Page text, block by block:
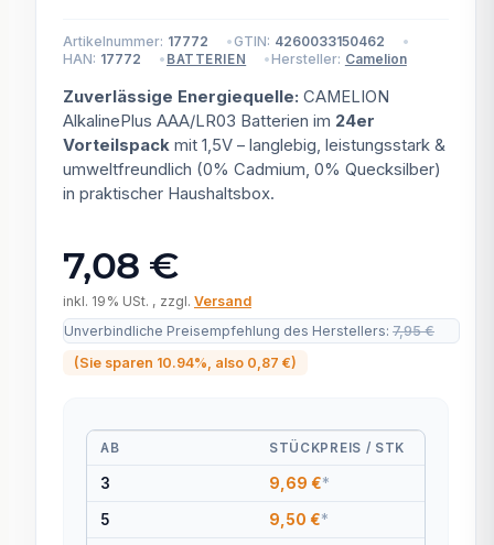
Artikelnummer: 17772 GTIN: 4260033150462
HAN: 17772 BATTERIEN Hersteller: Camelion
Zuverlässige Energiequelle: CAMELION
AlkalinePlus AAA/LR03 Batterien im 24er
Vorteilspack mit 1,5V – langlebig, leistungsstark &
umweltfreundlich (0% Cadmium, 0% Quecksilber)
in praktischer Haushaltsbox.
7,08 €
inkl. 19% USt. , zzgl. Versand
Unverbindliche Preisempfehlung des Herstellers: 7,95 €
(Sie sparen 10.94% , also 0,87 €)
AB STÜCKPREIS / STK
3 9,69 €*
5 9,50 €*